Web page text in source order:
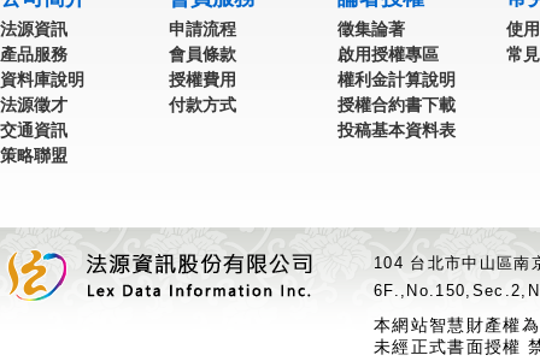
法源資訊
產品服務
資料庫說明
法源徵才
交通資訊
策略聯盟
申請流程
會員條款
授權費用
付款方式
徵集論著
啟用授權專區
權利金計算說明
授權合約書下載
投稿基本資料表
使
常
104 台北市中山區
本網站智慧財產權
未經正式書面授權